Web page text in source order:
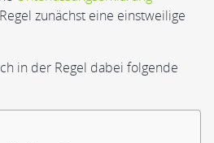
zunächst eine einstweilige
in der Regel dabei folgende